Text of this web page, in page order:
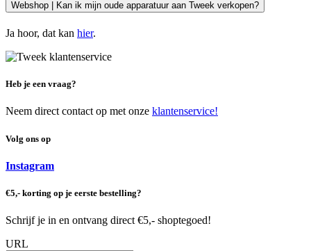
Webshop | Kan ik mijn oude apparatuur aan Tweek verkopen?
Ja hoor, dat kan hier.
Heb je een vraag?
Neem direct contact op met onze klantenservice!
Volg ons op
Instagram
€5,- korting op je eerste bestelling?
Schrijf je in en ontvang direct €5,- shoptegoed!
URL